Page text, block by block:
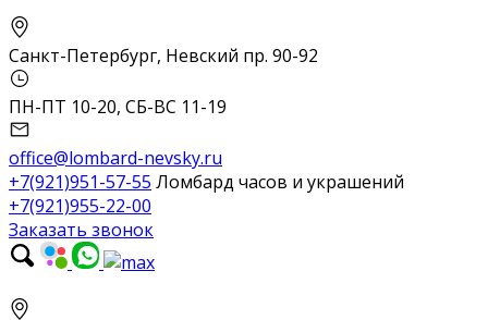
Санкт-Петербург, Невский пр. 90-92
ПН-ПТ 10-20, СБ-ВС 11-19
office@lombard-nevsky.ru
+7(921)951-57-55 Ломбард часов и украшений
+7(921)955-22-00
Заказать звонок